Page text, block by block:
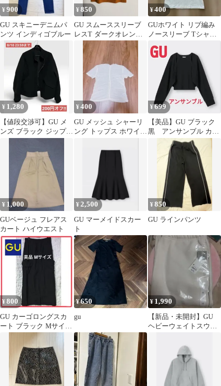
¥900
GU スキニーデニムパ
ンツ インディゴブルー
¥850
GU スムーススリーブ
レスT ダークオレンジ
¥400
GUホワイト リブ編み
ノースリーブ Tシャ
ツ 最終です。
¥ 1,280
【値段交渉可】GU メ
ンズ ブラック ジップア
¥400
GU メッシュ シャーリ
ング トップス ホワイト
¥699
【美品】GU ブラック
黒 アンサンブル カー
ディガン
¥ 1,000
GUベージュ フレアス
カート ハイウエスト
¥ 2,500
GU マーメイドスカー
ト
¥850
GU ラインパンツ
¥800
GU カーゴロングスカ
ート ブラック Mサイ
¥650
gu
¥ 1,990
【新品・未開封】GU
ヘビーウェイトスウェ
パンツお値段変更可